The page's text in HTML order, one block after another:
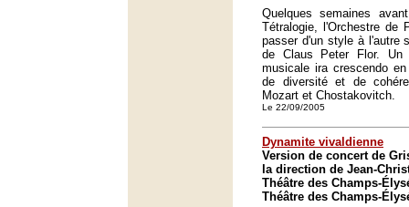
Quelques semaines
Tétralogie, l'Orchestre de
passer d'un style à l'autre
de Claus Peter Flor. Un
musicale ira crescendo
de diversité et de
Mozart et Chostakovitch.
Le 22/09/2005
Dynamite vivaldienne
Version de concert de
la direction de Jean-
Théâtre des Champs-
Théâtre des Champs-